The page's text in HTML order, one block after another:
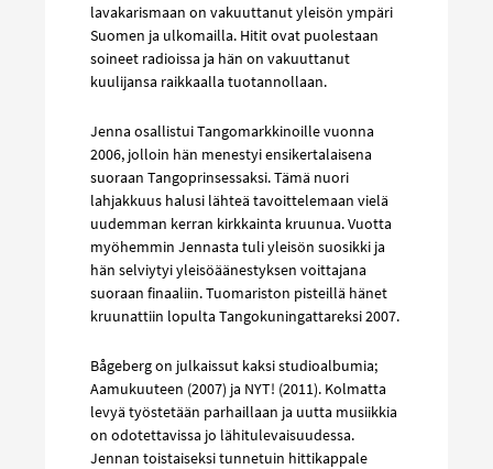
lavakarismaan on vakuuttanut yleisön ympäri
Suomen ja ulkomailla. Hitit ovat puolestaan
soineet radioissa ja hän on vakuuttanut
kuulijansa raikkaalla tuotannollaan.
Jenna osallistui Tangomarkkinoille vuonna
2006, jolloin hän menestyi ensikertalaisena
suoraan Tangoprinsessaksi. Tämä nuori
lahjakkuus halusi lähteä tavoittelemaan vielä
uudemman kerran kirkkainta kruunua. Vuotta
myöhemmin Jennasta tuli yleisön suosikki ja
hän selviytyi yleisöäänestyksen voittajana
suoraan finaaliin. Tuomariston pisteillä hänet
kruunattiin lopulta Tangokuningattareksi 2007.
Bågeberg on julkaissut kaksi studioalbumia;
Aamukuuteen (2007) ja NYT! (2011). Kolmatta
levyä työstetään parhaillaan ja uutta musiikkia
on odotettavissa jo lähitulevaisuudessa.
Jennan toistaiseksi tunnetuin hittikappale